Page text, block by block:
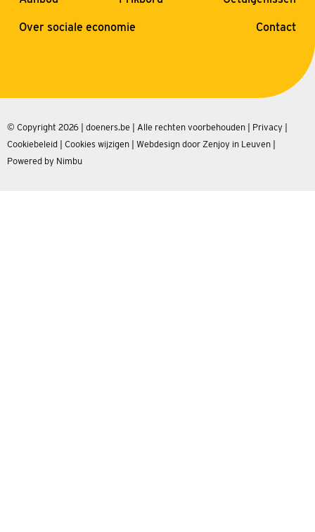
Over sociale economie Contact
© Copyright 2026 | doeners.be | Alle rechten voorbehouden | Privacy
Cookiebeleid
Cookies wijzigen Webdesign door Zenjoy in Leuven
Powered by Nimbu